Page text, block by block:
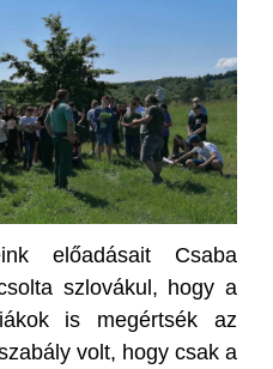
előadásait Csaba
szlovákul, hogy a
is megértsék az
volt, hogy csak a